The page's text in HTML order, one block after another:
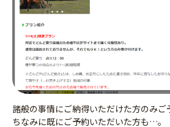
諸般の事情にご納得いただけた方のみご
ちなみに既にご予約いただいた方も…。